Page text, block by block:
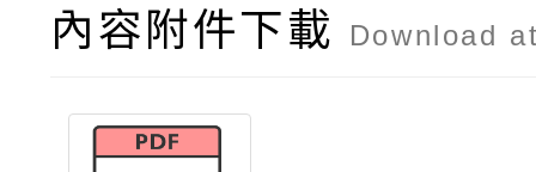
內容附件下載 Download